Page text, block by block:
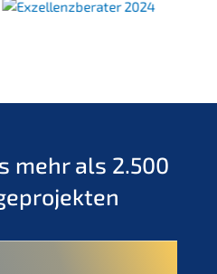
mehr als 2.500